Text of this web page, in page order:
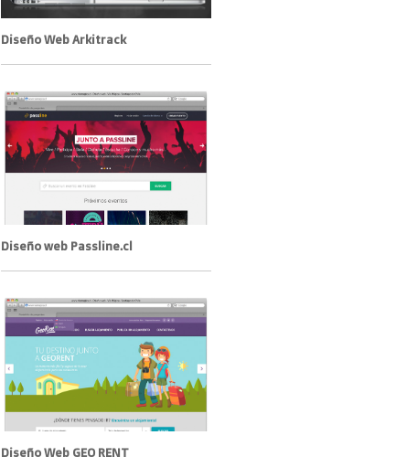
Diseño Web Arkitrack
Diseño web Passline.cl
Diseño Web GEO RENT